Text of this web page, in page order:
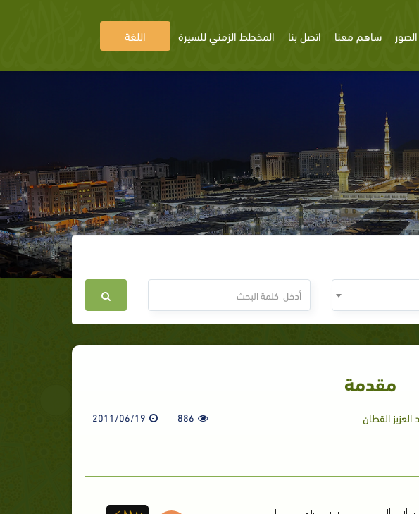
ساهم معنا اتصل بنا المخطط الزمني للسيرة اللغة
مقدمة
القطان 886
2011/06/19